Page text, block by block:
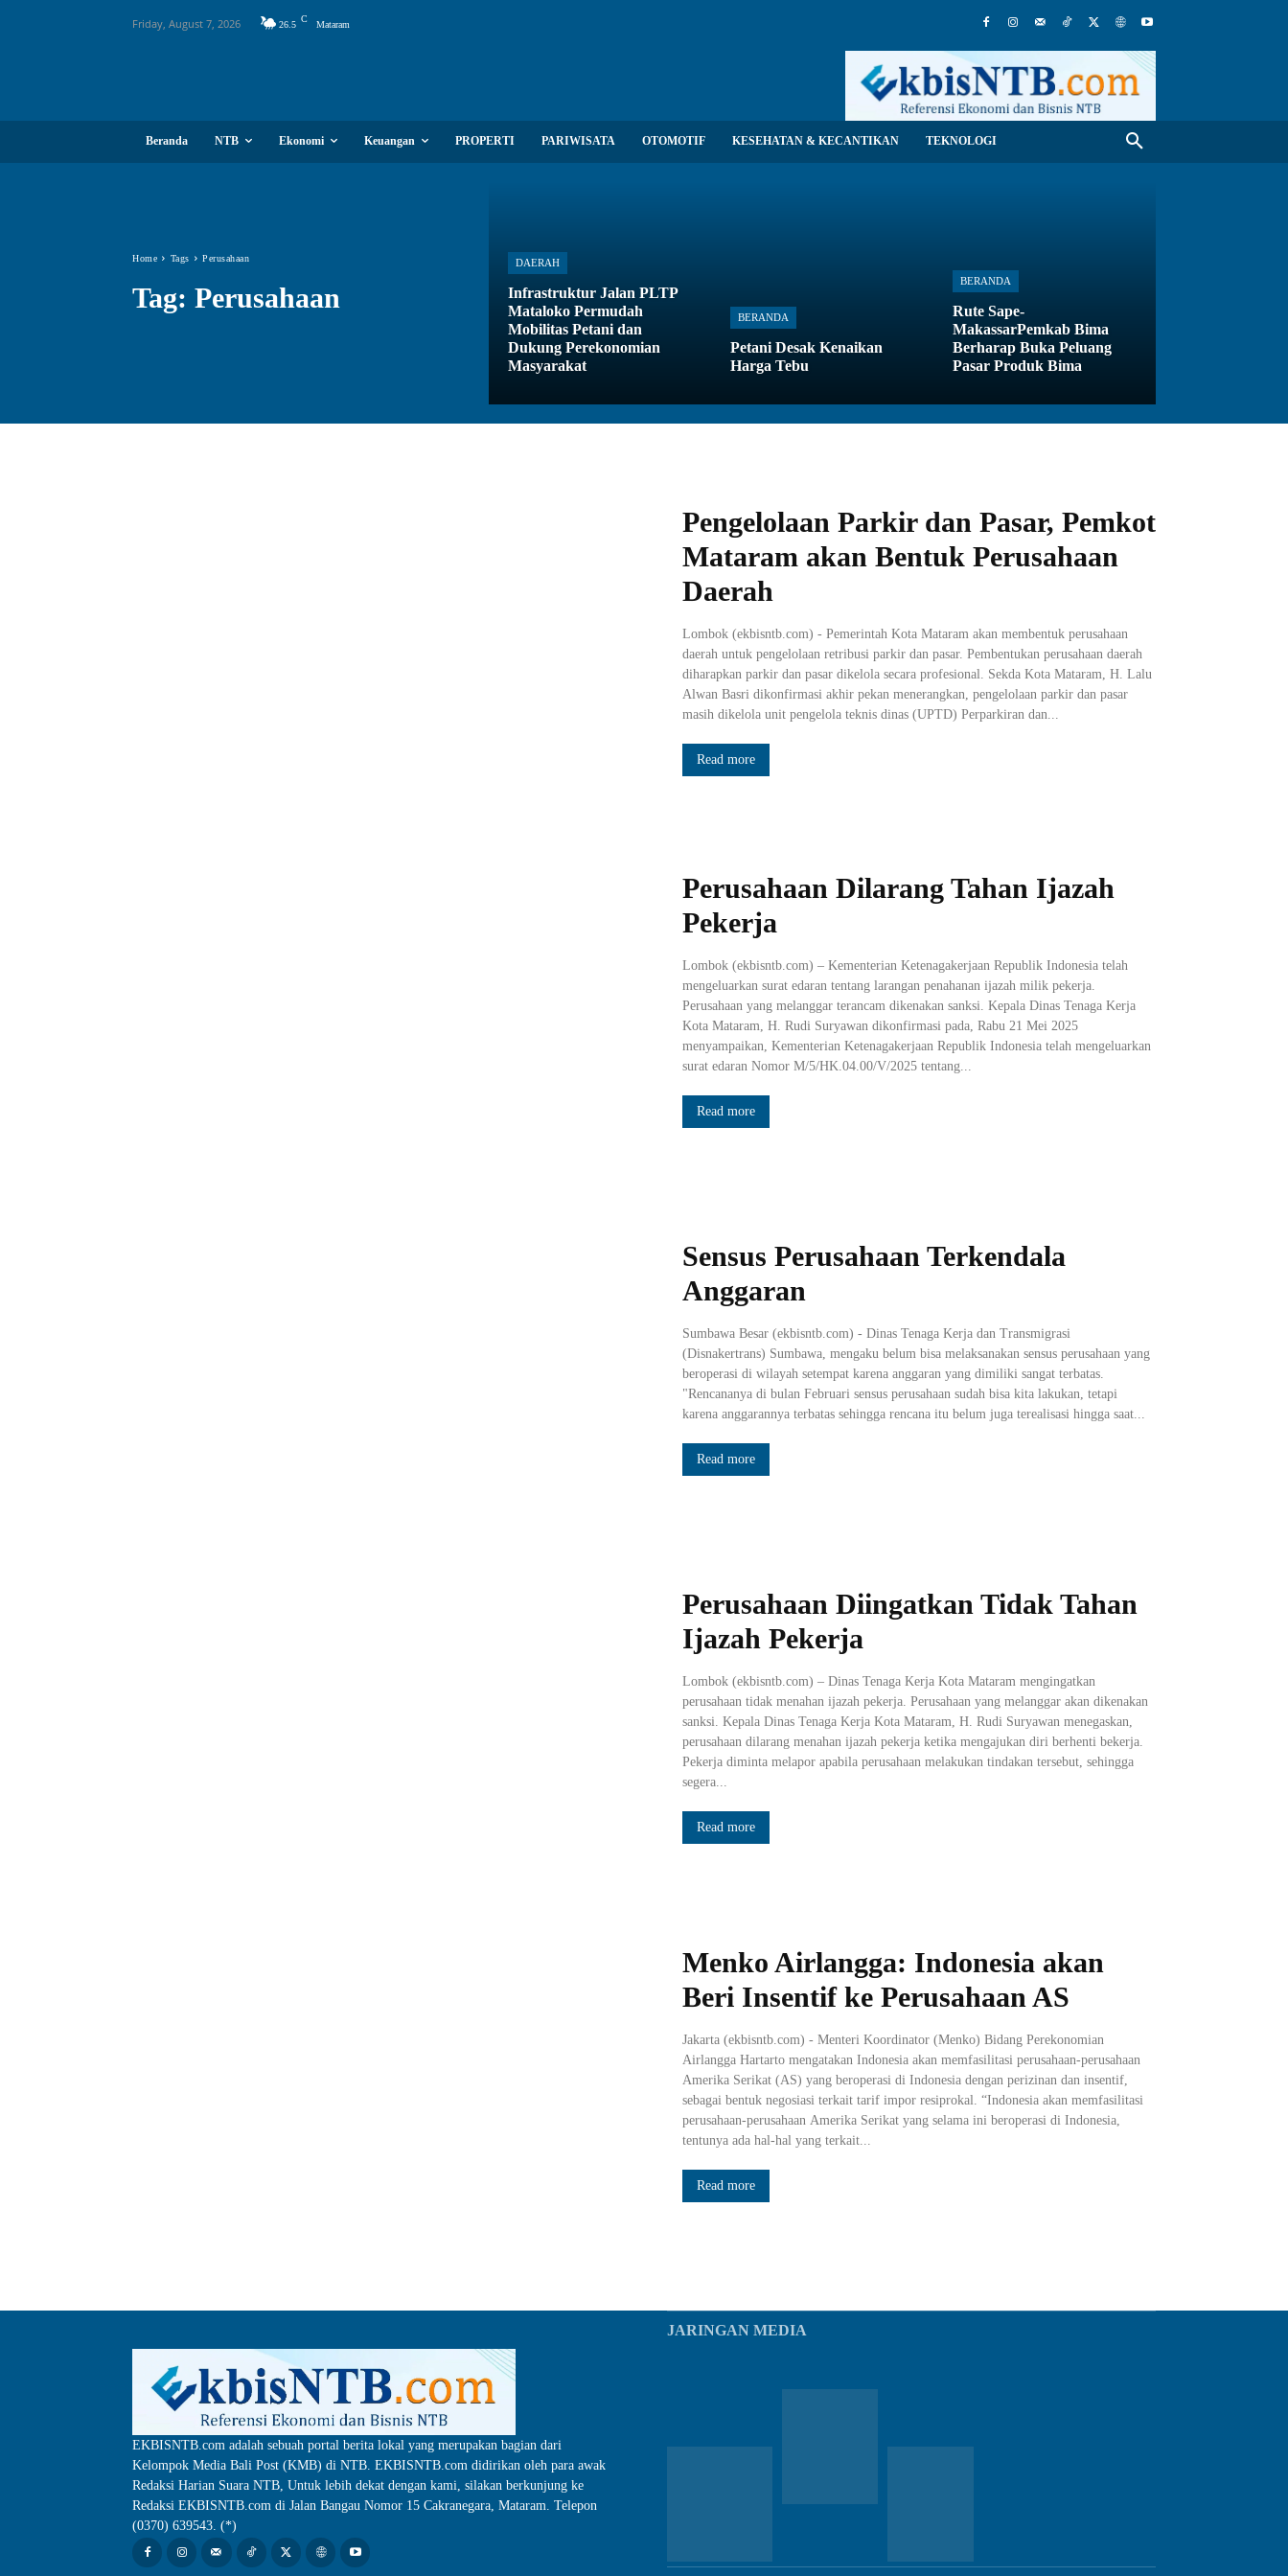
Friday, August 7, 2026 26.5
C
Mataram
Beranda NTB Ekonomi Keuangan PROPERTI PARIWISATA OTOMOTIF KESEHATAN & KECANTIKAN TEKNOLOGI
Home Tags Perusahaan
Tag: Perusahaan
DAERAH
Infrastruktur Jalan PLTP
Mataloko Permudah
Mobilitas Petani dan
Dukung Perekonomian
Masyarakat
BERANDA
Petani Desak Kenaikan
Harga Tebu
BERANDA
Rute Sape-
MakassarPemkab Bima
Berharap Buka Peluang
Pasar Produk Bima
Pengelolaan Parkir dan Pasar, Pemkot
Mataram akan Bentuk Perusahaan
Daerah
Lombok (ekbisntb.com) - Pemerintah Kota Mataram akan membentuk perusahaan
daerah untuk pengelolaan retribusi parkir dan pasar. Pembentukan perusahaan daerah
diharapkan parkir dan pasar dikelola secara profesional. Sekda Kota Mataram, H. Lalu
Alwan Basri dikonfirmasi akhir pekan menerangkan, pengelolaan parkir dan pasar
masih dikelola unit pengelola teknis dinas (UPTD) Perparkiran dan...
Read more
Perusahaan Dilarang Tahan Ijazah
Pekerja
Lombok (ekbisntb.com) – Kementerian Ketenagakerjaan Republik Indonesia telah
mengeluarkan surat edaran tentang larangan penahanan ijazah milik pekerja.
Perusahaan yang melanggar terancam dikenakan sanksi. Kepala Dinas Tenaga Kerja
Kota Mataram, H. Rudi Suryawan dikonfirmasi pada, Rabu 21 Mei 2025
menyampaikan, Kementerian Ketenagakerjaan Republik Indonesia telah mengeluarkan
surat edaran Nomor M/5/HK.04.00/V/2025 tentang...
Read more
Sensus Perusahaan Terkendala
Anggaran
Sumbawa Besar (ekbisntb.com) - Dinas Tenaga Kerja dan Transmigrasi
(Disnakertrans) Sumbawa, mengaku belum bisa melaksanakan sensus perusahaan yang
beroperasi di wilayah setempat karena anggaran yang dimiliki sangat terbatas.
"Rencananya di bulan Februari sensus perusahaan sudah bisa kita lakukan, tetapi
karena anggarannya terbatas sehingga rencana itu belum juga terealisasi hingga saat...
Read more
Perusahaan Diingatkan Tidak Tahan
Ijazah Pekerja
Lombok (ekbisntb.com) – Dinas Tenaga Kerja Kota Mataram mengingatkan
perusahaan tidak menahan ijazah pekerja. Perusahaan yang melanggar akan dikenakan
sanksi. Kepala Dinas Tenaga Kerja Kota Mataram, H. Rudi Suryawan menegaskan,
perusahaan dilarang menahan ijazah pekerja ketika mengajukan diri berhenti bekerja.
Pekerja diminta melapor apabila perusahaan melakukan tindakan tersebut, sehingga
segera...
Read more
Menko Airlangga: Indonesia akan
Beri Insentif ke Perusahaan AS
Jakarta (ekbisntb.com) - Menteri Koordinator (Menko) Bidang Perekonomian
Airlangga Hartarto mengatakan Indonesia akan memfasilitasi perusahaan-perusahaan
Amerika Serikat (AS) yang beroperasi di Indonesia dengan perizinan dan insentif,
sebagai bentuk negosiasi terkait tarif impor resiprokal. “Indonesia akan memfasilitasi
perusahaan-perusahaan Amerika Serikat yang selama ini beroperasi di Indonesia,
tentunya ada hal-hal yang terkait...
Read more
EKBISNTB.com adalah sebuah portal berita lokal yang merupakan bagian dari
Kelompok Media Bali Post (KMB) di NTB. EKBISNTB.com didirikan oleh para awak
Redaksi Harian Suara NTB, Untuk lebih dekat dengan kami, silakan berkunjung ke
Redaksi EKBISNTB.com di Jalan Bangau Nomor 15 Cakranegara, Mataram. Telepon
(0370) 639543. (*)
JARINGAN MEDIA